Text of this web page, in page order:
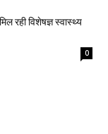
रही विशेषज्ञ स्वास्थ्य
0